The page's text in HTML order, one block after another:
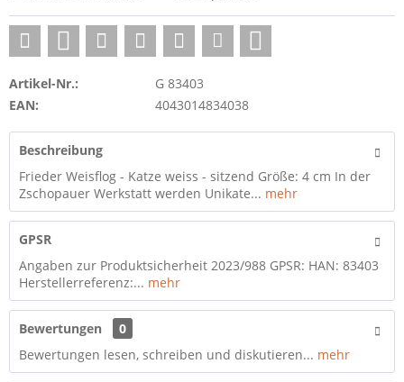
Artikel-Nr.:
G 83403
EAN:
4043014834038
Beschreibung
Frieder Weisflog - Katze weiss - sitzend Größe: 4 cm In der
Zschopauer Werkstatt werden Unikate... mehr
GPSR
Angaben zur Produktsicherheit 2023/988 GPSR: HAN: 83403
Herstellerreferenz:... mehr
Bewertungen
0
Bewertungen lesen, schreiben und diskutieren... mehr